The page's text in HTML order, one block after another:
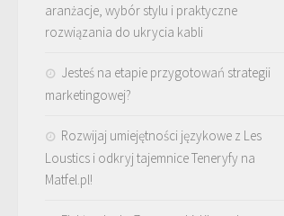
aranżacje, wybór stylu i praktyczne
rozwiązania do ukrycia kabli
Jesteś na etapie przygotowań strategii
marketingowej?
Rozwijaj umiejętności językowe z Les
Loustics i odkryj tajemnice Teneryfy na
Matfel.pl!